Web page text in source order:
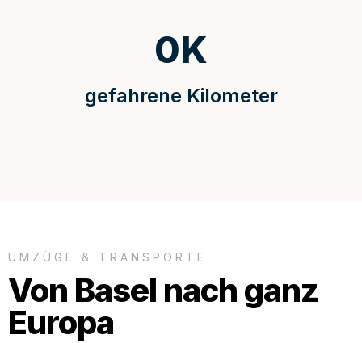
gefahrene Kilometer
0K
UMZÜGE & TRANSPORTE
Von Basel nach ganz
Europa